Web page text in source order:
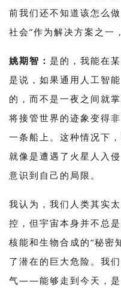
前我们还不知道该怎么
社会”作为解决方案之一
姚期智： 是的，我能在
是说，如果通用人工智
的，而不是一夜之间就
将接管世界的迹象变得
一条船上。这种情况下
就像是遭遇了火星人入
意识到自己的局限。
我认为，我们人类其实
控，但宇宙本身并不总
核能和生物合成的“秘密
了潜在的巨大危险。我
气——能够走到今天，是